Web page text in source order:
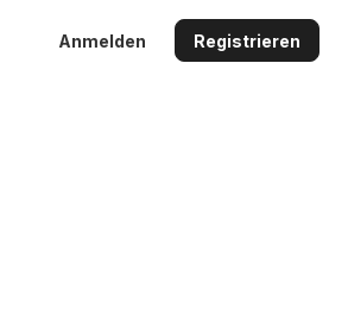
Anmelden Registrieren